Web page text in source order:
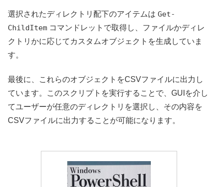
選択されたディレクトリ配下のアイテムは Get-
ChildItem コマンドレットで取得し、ファイルかディレ
クトリかに応じてカスタムオブジェクトを生成していま
す。
最後に、これらのオブジェクトをCSVファイルに出力し
ています。このスクリプトを実行することで、GUIを介し
てユーザーが任意のディレクトリを選択し、その内容を
CSVファイルに出力することが可能になります。